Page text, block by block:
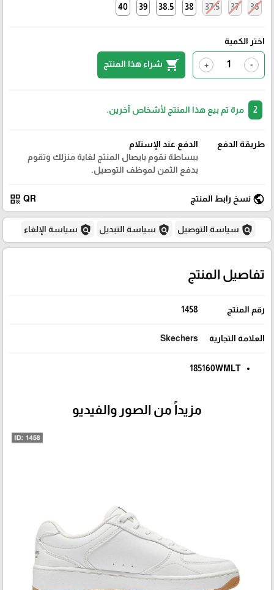
36
37
37.5
38
38.5
39
40
اختر الكمية
-
+
shopping_cart شراء هذا المنتج
مرة تم بيع هذا المنتج لأشخاص آخرين.
طريقة الدفع
الدفع عند الإستلام
ببساطة نقوم بايصال المنتج لغاية منزلك وتقوم
بدفع الثمن لموظف التوصيل.
public نسخ رابط المنتج QR
qr_code
policy سياسة التوصيل policy سياسة التبديل policy سياسة الإلغاء
تفاصيل المنتج
رقم المنتج 1458
العلامة التجارية Skechers
185160WMLT
مزيداً من الصور والفيديو